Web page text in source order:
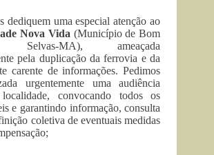
dediquem uma especial atenção ao
Nova Vida (Município de Bom
MA), ameaçada
pela duplicação da ferrovia e da
carente de informações. Pedimos
urgentemente uma audiência
convocando todos os
e garantindo informação, consulta
coletiva de eventuais medidas